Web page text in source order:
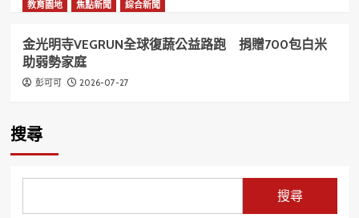
教育園地
焦點新聞 綜合新聞
金光明寺VEGRUN全球復蔬公益路跑 捐贈700包白米
助弱勢家庭
彭可可 2026-07-27
搜尋
搜尋